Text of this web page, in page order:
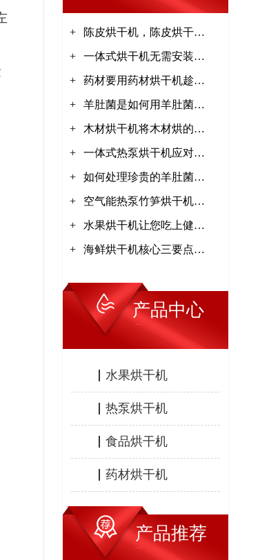
+ 陈皮烘干机，陈皮烘干工
艺【集木烘干】
+ 一体式烘干机无需安装接
电即可使用【集木烘干】
+ 药材要用药材烘干机趁鲜
加工【集木烘干】
+ 羊肚菌是如何用羊肚菌烘
干机干燥，干燥效果怎么
样【集木烘干】
+ 木材烘干机将木材烘的越
干越好吗？【集木烘干】
+ 一体式热泵烘干机应对极
严寒技术【集木烘干】
+ 如何处理珍贵的羊肚菌
【集木烘干】
+ 空气能热泵竹笋烘干机工
作原理【集木烘干】
+ 水果烘干机让您吃上健康
水果【集木烘干】
+ 海鲜烘干机核心三要点
产品中心
水果烘干机
热泵烘干机
食品烘干机
药材烘干机
产品推荐